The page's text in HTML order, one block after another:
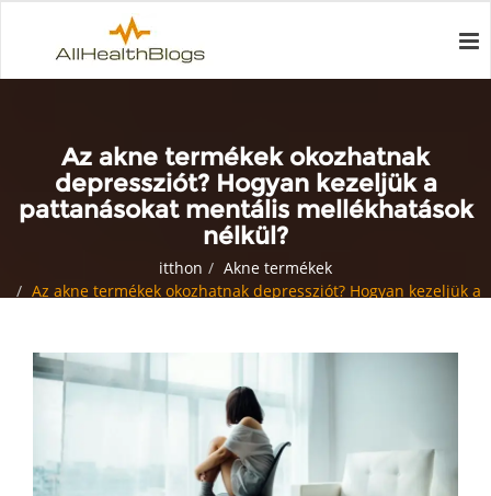
Az akne termékek okozhatnak
depressziót? Hogyan kezeljük a
pattanásokat mentális mellékhatások
nélkül?
itthon
Akne termékek
Az akne termékek okozhatnak depressziót? Hogyan kezeljük a